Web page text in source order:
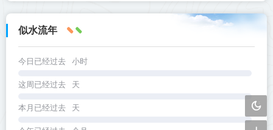
似水流年
今日已经过去 小时
这周已经过去 天
本月已经过去 天